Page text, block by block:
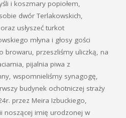
i koszmary popiołem,
dwór Terlakowskich,
usłyszeć turkot
młyna i głosy gości
browaru, przeszliśmy uliczką, na
pijalnia piwa z
wspomnieliśmy synagogę,
budynek ochotniczej straży
przez Meira Izbuckiego,
noszącej imię urodzonej w